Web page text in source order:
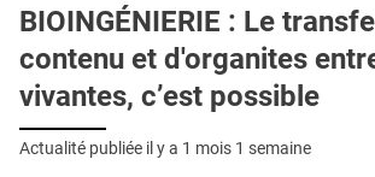
E-REVUE SAD
THÉMA
L'APP
BIOINGÉNIERIE : Le
contenu et d'organites
vivantes, c’est possible
Actualité publiée il y a 1 mois 1 semaine